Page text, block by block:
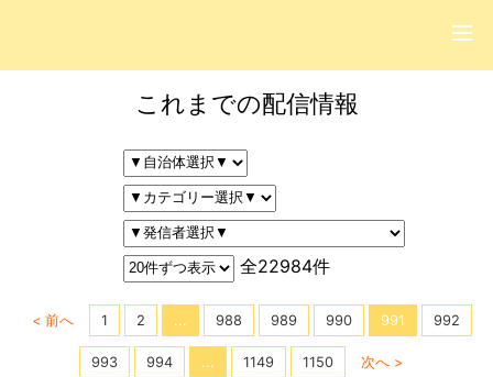
これまでの配信情報
全22984件
< 前へ 1 2 ... 988 989 990 991 992
993 994 ... 1149 1150 次へ >